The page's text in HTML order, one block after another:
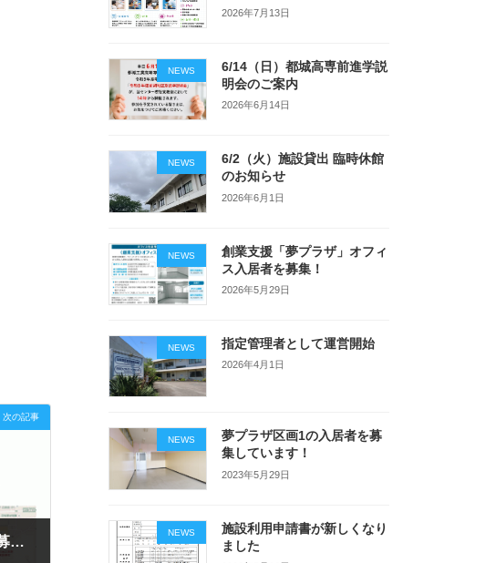
次の記事
住宅省エネルギー技術講習会 受講生募集（CPD4単位認定）
2026年7月13日
NEWS
6/14（日）都城高専前進学説
明会のご案内
2026年6月14日
NEWS
6/2（火）施設貸出 臨時休館
のお知らせ
2026年6月1日
NEWS
創業支援「夢プラザ」オフィ
ス入居者を募集！
2026年5月29日
NEWS 指定管理者として運営開始
2026年4月1日
NEWS
夢プラザ区画1の入居者を募
集しています！
2023年5月29日
NEWS
施設利用申請書が新しくなり
ました